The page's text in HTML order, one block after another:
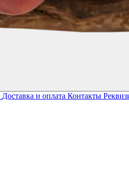
Доставка и оплата Контакты